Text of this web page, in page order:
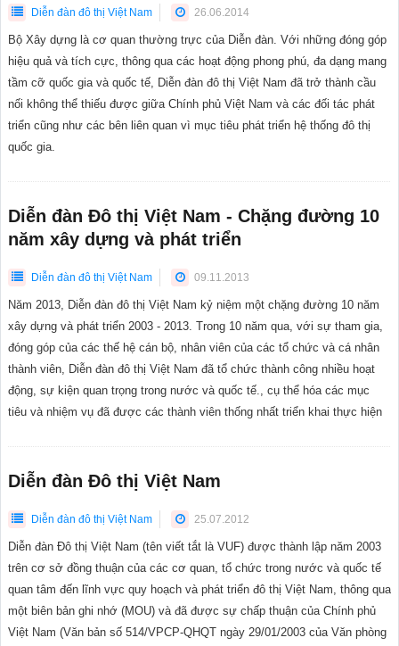
Diễn đàn đô thị Việt Nam 26.06.2014
Bộ Xây dựng là cơ quan thường trực của Diễn đàn. Với những đóng góp
hiệu quả và tích cực, thông qua các hoạt động phong phú, đa dạng mang
tầm cỡ quốc gia và quốc tế, Diễn đàn đô thị Việt Nam đã trở thành cầu
nối không thể thiếu được giữa Chính phủ Việt Nam và các đối tác phát
triển cũng như các bên liên quan vì mục tiêu phát triển hệ thống đô thị
quốc gia.
Diễn đàn Đô thị Việt Nam - Chặng đường 10
năm xây dựng và phát triển
Diễn đàn đô thị Việt Nam 09.11.2013
Năm 2013, Diễn đàn đô thị Việt Nam kỷ niệm một chặng đường 10 năm
xây dựng và phát triển 2003 - 2013. Trong 10 năm qua, với sự tham gia,
đóng góp của các thế hệ cán bộ, nhân viên của các tổ chức và cá nhân
thành viên, Diễn đàn đô thị Việt Nam đã tổ chức thành công nhiều hoạt
động, sự kiện quan trọng trong nước và quốc tế., cụ thể hóa các mục
tiêu và nhiệm vụ đã được các thành viên thống nhất triển khai thực hiện
Diễn đàn Đô thị Việt Nam
Diễn đàn đô thị Việt Nam 25.07.2012
Diễn đàn Đô thị Việt Nam (tên viết tắt là VUF) được thành lập năm 2003
trên cơ sở đồng thuận của các cơ quan, tổ chức trong nước và quốc tế
quan tâm đến lĩnh vực quy hoạch và phát triển đô thị Việt Nam, thông qua
một biên bản ghi nhớ (MOU) và đã được sự chấp thuận của Chính phủ
Việt Nam (Văn bản số 514/VPCP-QHQT ngày 29/01/2003 của Văn phòng